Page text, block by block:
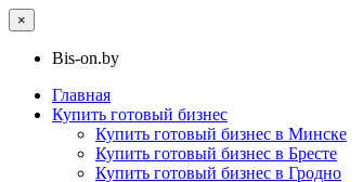
×
Bis-on.by
Главная
Купить готовый бизнес
Купить готовый бизнес в Минске
Купить готовый бизнес в Бресте
Купить готовый бизнес в Гродно